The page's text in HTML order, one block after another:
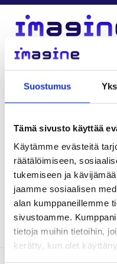
Suostumus
Tämä sivusto käyttää
Käytämme evästeitä
räätälöimiseen,
tukemiseen ja
jaamme sosiaalisen
alan kumppaneillemme
sivustoamme.
tietoja muihin tietoihin,
kerätty, kun olet
Heidi
Helsinki
+358 29
Kirjoittajan